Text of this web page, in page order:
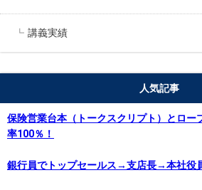
講義実績
人気記事
保険営業台本（トークスクリプト）とロー
率100％！
銀行員でトップセールス→支店長→本社役